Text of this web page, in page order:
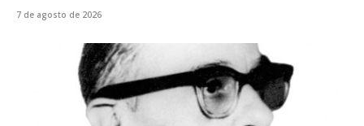
7 de agosto de 2026